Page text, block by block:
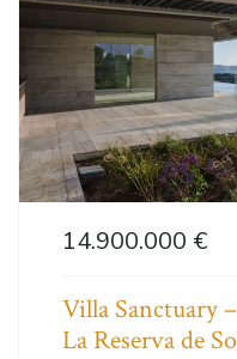
14.900.000 €
Villa Sanctuary
La Reserva de